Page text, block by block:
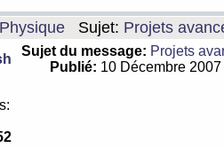
Physique Sujet: Projets
Sujet du message: Projets
Publié: 10 Décembre